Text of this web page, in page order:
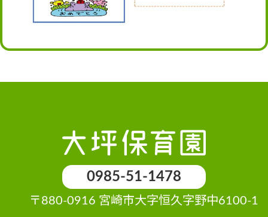
0985-51-1478
〒880-0916 宮崎市大字恒久字野中6100-1